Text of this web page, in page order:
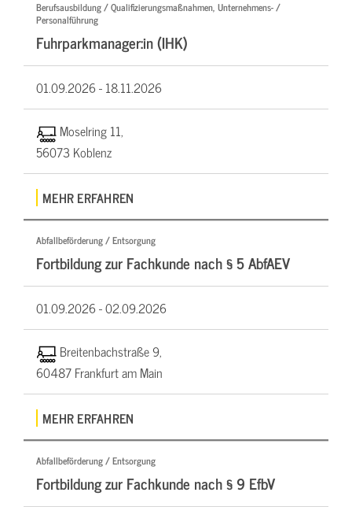
Berufsausbildung / Qualifizierungsmaßnahmen, Unternehmens- /
Personalführung
Fuhrparkmanager:in (IHK)
01.09.2026 -18.11.2026
Moselring 11,
56073 Koblenz
MEHR ERFAHREN
Abfallbeförderung / Entsorgung
Fortbildung zur Fachkunde nach § 5 AbfAEV
01.09.2026 -02.09.2026
Breitenbachstraße 9,
60487 Frankfurt am Main
MEHR ERFAHREN
Abfallbeförderung / Entsorgung
Fortbildung zur Fachkunde nach § 9 EfbV